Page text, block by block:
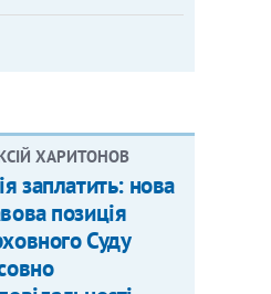
ХАРИТОНОВ
заплатить: нова
позиція
Суду